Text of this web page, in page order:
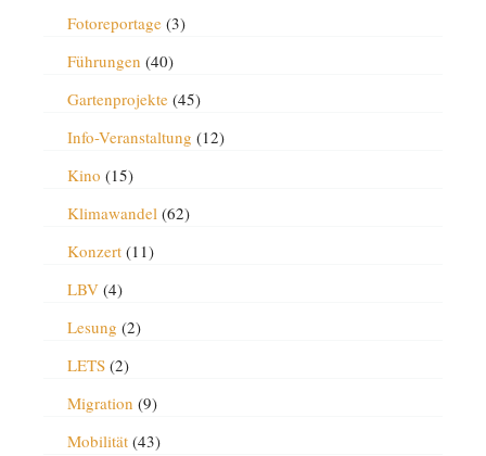
Fotoreportage(3)
Führungen (40)
Gartenprojekte(45)
Info-Veranstaltung (12)
Kino (15)
Klimawandel(62)
Konzert(11)
LBV(4)
Lesung (2)
LETS(2)
Migration (9)
Mobilität(43)